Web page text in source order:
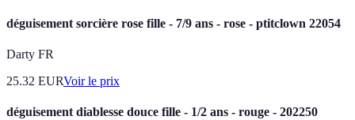
déguisement sorcière rose fille - 7/9 ans - rose - ptitclown 22054
Darty FR
25.32 EURVoir le prix
déguisement diablesse douce fille - 1/2 ans - rouge - 202250